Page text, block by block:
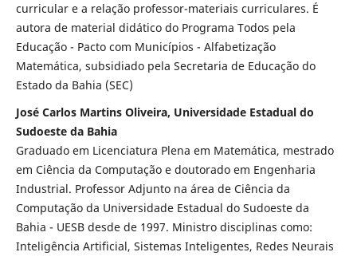
curricular e a relação professor-materiais curriculares. É
autora de material didático do Programa Todos pela
Educação - Pacto com Municípios - Alfabetização
Matemática, subsidiado pela Secretaria de Educação do
Estado da Bahia (SEC)
José Carlos Martins Oliveira, Universidade Estadual do
Sudoeste da Bahia
Graduado em Licenciatura Plena em Matemática, mestrado
em Ciência da Computação e doutorado em Engenharia
Industrial. Professor Adjunto na área de Ciência da
Computação da Universidade Estadual do Sudoeste da
Bahia - UESB desde de 1997. Ministro disciplinas como:
Inteligência Artificial, Sistemas Inteligentes, Redes Neurais